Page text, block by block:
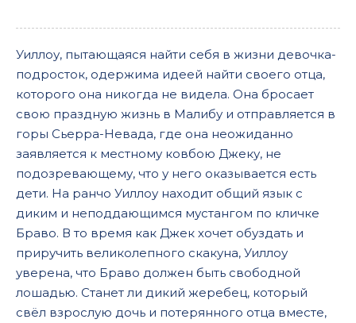
Уиллоу, пытающаяся найти себя в жизни девочка-
подросток, одержима идеей найти своего отца,
которого она никогда не видела. Она бросает
свою праздную жизнь в Малибу и отправляется в
горы Сьерра-Невада, где она неожиданно
заявляется к местному ковбою Джеку, не
подозревающему, что у него оказывается есть
дети. На ранчо Уиллоу находит общий язык с
диким и неподдающимся мустангом по кличке
Браво. В то время как Джек хочет обуздать и
приручить великолепного скакуна, Уиллоу
уверена, что Браво должен быть свободной
лошадью. Станет ли дикий жеребец, который
свёл взрослую дочь и потерянного отца вместе,